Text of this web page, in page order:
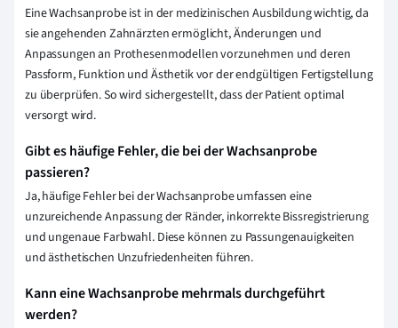
Eine Wachsanprobe ist in der medizinischen Ausbildung wichtig, da
sie angehenden Zahnärzten ermöglicht, Änderungen und
Anpassungen an Prothesenmodellen vorzunehmen und deren
Passform, Funktion und Ästhetik vor der endgültigen Fertigstellung
zu überprüfen. So wird sichergestellt, dass der Patient optimal
versorgt wird.
Gibt es häufige Fehler, die bei der Wachsanprobe
passieren?
Ja, häufige Fehler bei der Wachsanprobe umfassen eine
unzureichende Anpassung der Ränder, inkorrekte Bissregistrierung
und ungenaue Farbwahl. Diese können zu Passungenauigkeiten
und ästhetischen Unzufriedenheiten führen.
Kann eine Wachsanprobe mehrmals durchgeführt
werden?